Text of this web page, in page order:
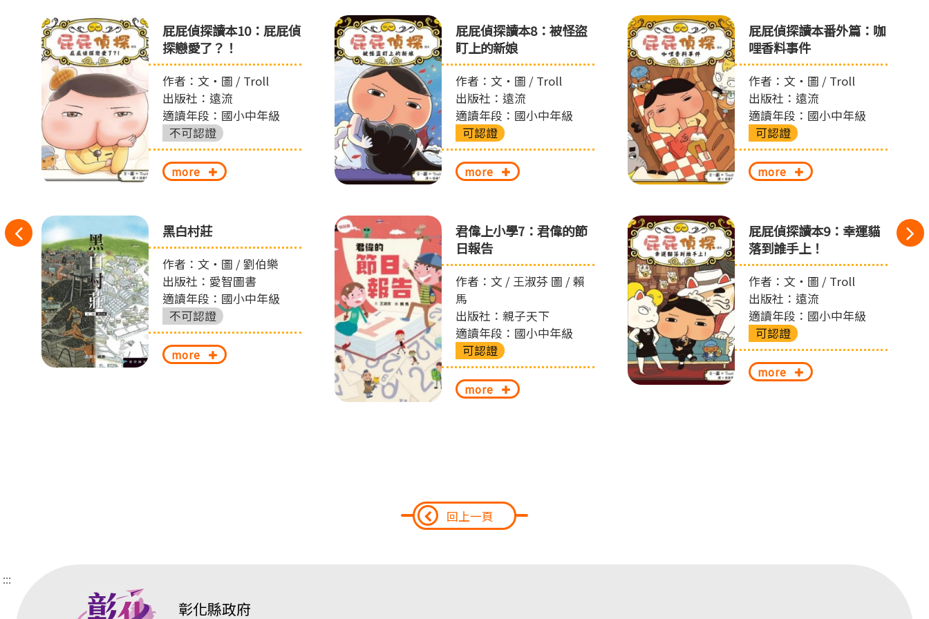
往
左
切
換
屁屁偵探讀本10：屁屁偵
探戀愛了？！
作者：文‧圖 / Troll
出版社：遠流
適讀年段：國小中年級
不可認證
more
黑白村莊
作者：文‧圖 / 劉伯樂
出版社：愛智圖書
適讀年段：國小中年級
不可認證
more
屁屁偵探讀本8：被怪盜
盯上的新娘
作者：文‧圖 / Troll
出版社：遠流
適讀年段：國小中年級
可認證
more
君偉上小學7：君偉的節
日報告
作者：文 / 王淑芬 圖 / 賴
馬
出版社：親子天下
適讀年段：國小中年級
可認證
more
屁屁偵探讀本番外篇：咖
哩香料事件
作者：文‧圖 / Troll
出版社：遠流
適讀年段：國小中年級
可認證
more
屁屁偵探讀本9：幸運貓
落到誰手上！
作者：文‧圖 / Troll
出版社：遠流
適讀年段：國小中年級
可認證
more
回上一頁
:::
彰化縣政府